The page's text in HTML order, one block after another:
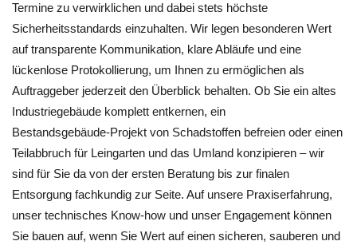
Termine zu verwirklichen und dabei stets höchste
Sicherheitsstandards einzuhalten. Wir legen besonderen Wert
auf transparente Kommunikation, klare Abläufe und eine
lückenlose Protokollierung, um Ihnen zu ermöglichen als
Auftraggeber jederzeit den Überblick behalten. Ob Sie ein altes
Industriegebäude komplett entkernen, ein
Bestandsgebäude‑Projekt von Schadstoffen befreien oder einen
Teilabbruch für Leingarten und das Umland konzipieren – wir
sind für Sie da von der ersten Beratung bis zur finalen
Entsorgung fachkundig zur Seite. Auf unsere Praxiserfahrung,
unser technisches Know-how und unser Engagement können
Sie bauen auf, wenn Sie Wert auf einen sicheren, sauberen und